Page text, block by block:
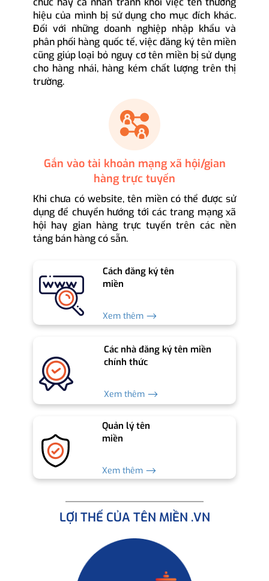
hiệu của mình bị sử dụng cho mục đích khác.
Đối với những doanh nghiệp nhập khẩu và
phân phối hàng quốc tế, việc đăng ký tên miền
cũng giúp loại bỏ nguy cơ tên miền bị sử dụng
cho hàng nhái, hàng kém chất lượng trên thị
trường.
Gắn vào tài khoản mạng xã hội/gian
hàng trực tuyến
Khi chưa có website, tên miền có thể được sử
dụng để chuyển hướng tới các trang mạng xã
hội hay gian hàng trực tuyến trên các nền
tảng bán hàng có sẵn.
Cách đăng ký tên
miền
Xem thêm ⟶
Các nhà đăng ký tên miền
chính thức
Xem thêm ⟶
Quản lý tên
miền
Xem thêm ⟶
LỢI THẾ CỦA TÊN MIỀN .VN